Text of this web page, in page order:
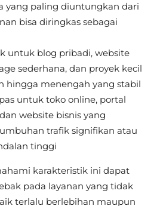
yang paling diuntungkan dari
bisa diringkas sebagai
untuk blog pribadi, website
sederhana, dan proyek kecil
hingga menengah yang stabil
untuk toko online, portal
website bisnis yang
trafik signifikan atau
tinggi
karakteristik ini dapat
pada layanan yang tidak
terlalu berlebihan maupun